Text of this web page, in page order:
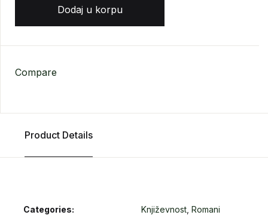
Dodaj u korpu
Compare
Product Details
Categories: Književnost Romani